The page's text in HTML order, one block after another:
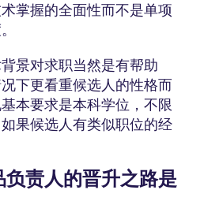
掌握的全面性而不是单项
景对求职当然是有帮助
下更看重候选人的性格而
本要求是本科学位，不限
果候选人有类似职位的经
责人的晋升之路是